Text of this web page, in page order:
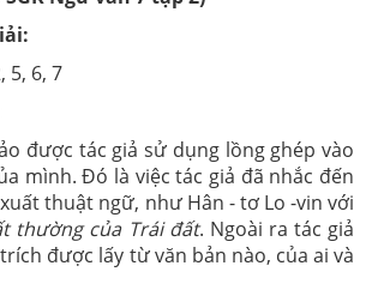
5, 6, 7
được tác giả sử dụng lồng ghép vào
mình. Đó là việc tác giả đã nhắc đến
thuật ngữ, như Hân - tơ Lo -vin với
thường của Trái đất. Ngoài ra tác giả
được lấy từ văn bản nào, của ai và